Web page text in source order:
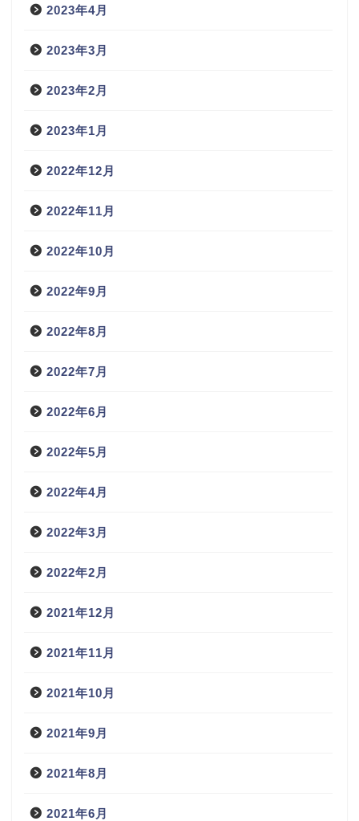
2023年4月
2023年3月
2023年2月
2023年1月
2022年12月
2022年11月
2022年10月
2022年9月
2022年8月
2022年7月
2022年6月
2022年5月
2022年4月
2022年3月
2022年2月
2021年12月
2021年11月
2021年10月
2021年9月
2021年8月
2021年6月